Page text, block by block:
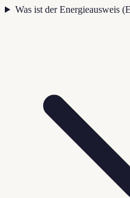
Was ist der Energieausweis